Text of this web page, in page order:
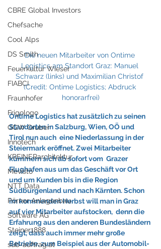
CBRE Global Investors
Chefsache
Cool Alps
DS Smith
Feuerkultur Wieser
FIABCI
Fraunhofer
Frigologo
GGW Gruber
Innotech
KREINERarchitektur
Mevisto
NTT Data
Pörner Anlagenbau
Software AG
Steiner1888
sub-auftrag.at
Die neuen Mitarbeiter von Ontime
Logistics am Standort Graz: Manuel
Schwarz (links) und Maximilian Christof
(Credit: Ontime Logistics; Abdruck
honorarfrei)
Ontime Logistics hat zusätzlich zu seinen
Standorten in Salzburg, Wien, OÖ und
Tirol nun auch  eine Niederlassung in der
Steiermark eröffnet. Zwei Mitarbeiter
kümmern sich ab sofort vom  Grazer
Flughafen aus um das Geschäft vor Ort
und um Kunden bis in die Region
Südburgenland und nach Kärnten. Schon
im kommenden Herbst will man in Graz
auf vier Mitarbeiter aufstocken,  denn die
Erfahrung aus den anderen Bundesländern
zeigt, dass auch immer mehr große
Betriebe, zum Beispiel aus der Automobil-